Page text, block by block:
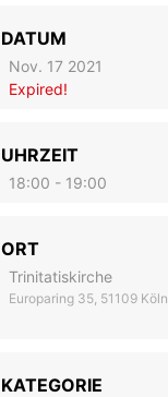
DATUM
Nov. 17 2021
Expired!
UHRZEIT
18:00 - 19:00
ORT
Trinitatiskirche
Europaring 35, 51109 Köln
KATEGORIE